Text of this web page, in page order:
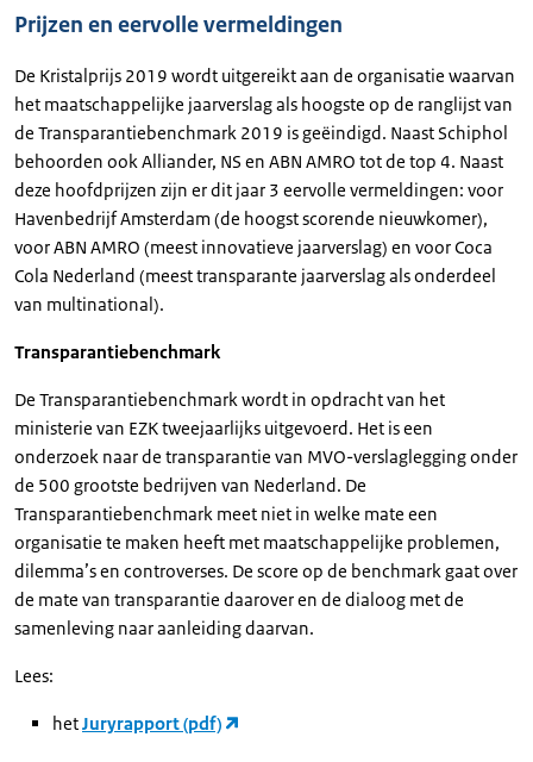
Prijzen en eervolle vermeldingen
De Kristalprijs 2019 wordt uitgereikt aan de organisatie waarvan
het maatschappelijke jaarverslag als hoogste op de ranglijst van
de Transparantiebenchmark 2019 is geëindigd. Naast Schiphol
behoorden ook Alliander, NS en ABN AMRO tot de top 4. Naast
deze hoofdprijzen zijn er dit jaar 3 eervolle vermeldingen: voor
Havenbedrijf Amsterdam (de hoogst scorende nieuwkomer),
voor ABN AMRO (meest innovatieve jaarverslag) en voor Coca
Cola Nederland (meest transparante jaarverslag als onderdeel
van multinational).
Transparantiebenchmark
De Transparantiebenchmark wordt in opdracht van het
ministerie van EZK tweejaarlijks uitgevoerd. Het is een
onderzoek naar de transparantie van MVO-verslaglegging onder
de 500 grootste bedrijven van Nederland. De
Transparantiebenchmark meet niet in welke mate een
organisatie te maken heeft met maatschappelijke problemen,
dilemma’s en controverses. De score op de benchmark gaat over
de mate van transparantie daarover en de dialoog met de
samenleving naar aanleiding daarvan.
Lees:
hetJuryrapport (pdf)